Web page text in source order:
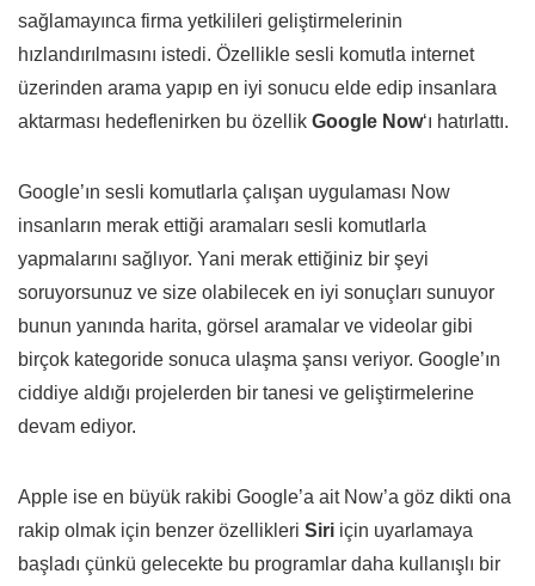
sağlamayınca firma yetkilileri geliştirmelerinin
hızlandırılmasını istedi. Özellikle sesli komutla internet
üzerinden arama yapıp en iyi sonucu elde edip insanlara
aktarması hedeflenirken bu özellik Google Now‘ı hatırlattı.
Google’ın sesli komutlarla çalışan uygulaması Now
insanların merak ettiği aramaları sesli komutlarla
yapmalarını sağlıyor. Yani merak ettiğiniz bir şeyi
soruyorsunuz ve size olabilecek en iyi sonuçları sunuyor
bunun yanında harita, görsel aramalar ve videolar gibi
birçok kategoride sonuca ulaşma şansı veriyor. Google’ın
ciddiye aldığı projelerden bir tanesi ve geliştirmelerine
devam ediyor.
Apple ise en büyük rakibi Google’a ait Now’a göz dikti ona
rakip olmak için benzer özellikleri Siri için uyarlamaya
başladı çünkü gelecekte bu programlar daha kullanışlı bir